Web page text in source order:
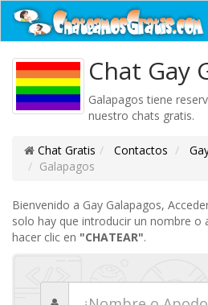
Chat Gay
Galapagos tiene
nuestro chats gratis.
Chat Gratis Contactos
Galapagos
Bienvenido a Gay Galapagos,
solo hay que introducir un nombre o
hacer clic en "CHATEAR".